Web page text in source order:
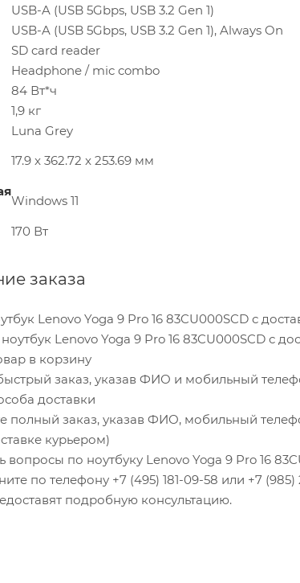
USB-A (USB 5Gbps, USB 3.2 Gen 1)
USB-A (USB 5Gbps, USB 3.2 Gen 1), Always On
SD card reader
Headphone / mic combo
84 Вт*ч
1,9 кг
Luna Grey
17.9 x 362.72 x 253.69 мм
Windows 11
170 Вт
заказа
Lenovo Yoga 9 Pro 16 83CU000SCD с
Lenovo Yoga 9 Pro 16 83CU000SCD с
в корзину
заказ, указав ФИО и мобильный
доставки
полный заказ, указав ФИО, мобильный
курьером)
вопросы по ноутбуку Lenovo Yoga 9 Pro 16
по телефону +7 (495) 181-09-58 или +7
подробную консультацию.